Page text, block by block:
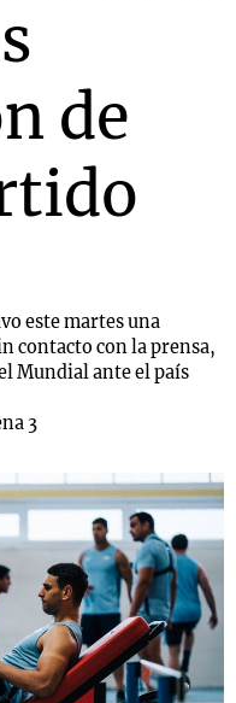
de
este martes una
contacto con la prensa,
Mundial ante el país
3